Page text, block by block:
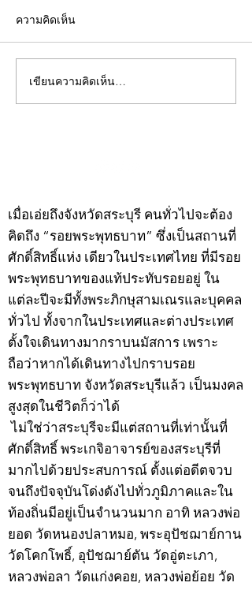
คอลัมน์"จับชีพจรวงการ
พระ"ประจำพุธที่ 29
ความคิดเห็น
เขียนความคิดเห็น…
เมื่อเอ่ยถึงจังหวัดสระบุรี คนทั่วไปจะต้อง
คิดถึง “รอยพระพุทธบาท” ซึ่งเป็นสถานที่
ศักดิ์สิทธิ์แห่ง เดียวในประเทศไทย ที่มีรอย
พระพุทธบาทของแท้ประทับรอยอยู่ ใน
แต่ละปีจะมีทั้งพระภิกษุสามเณรและบุคคล
ทั่วไป ทั้งจากในประเทศและต่างประเทศ
ตั้งใจเดินทางมากราบนมัสการ เพราะ
ถือว่าหากได้เดินทางไปกราบรอย
พระพุทธบาท จังหวัดสระบุรีแล้ว เป็นมงคล
สูงสุดในชีวิตก็ว่าได้
ไม่ใช่ว่าสระบุรีจะมีแต่สถานที่เท่านั้นที่
ศักดิ์สิทธิ์ พระเกจิอาจารย์ของสระบุรีที่
มากไปด้วยประสบการณ์ ตั้งแต่อดีตจวบ
จนถึงปัจจุบันโด่งดังไปทั่วภูมิภาคและใน
ท้องถิ่นมีอยู่เป็นจำนวนมาก อาทิ หลวงพ่อ
ยอด วัดหนองปลาหมอ, พระอุปัชฌาย์กาน
วัดโคกโพธิ์, อุปัชฌาย์ตัน วัดอู่ตะเภา,
หลวงพ่อลา วัดแก่งคอย, หลวงพ่อย้อย วัด